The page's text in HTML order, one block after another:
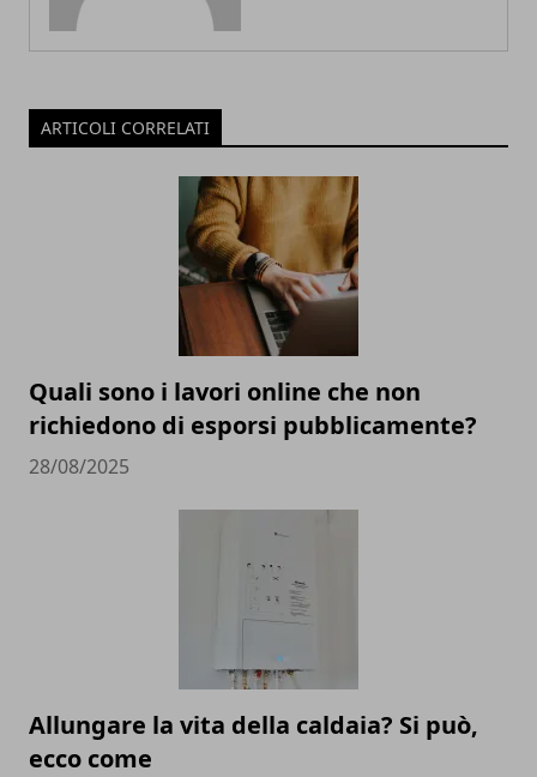
ARTICOLI CORRELATI
Quali sono i lavori online che non
richiedono di esporsi pubblicamente?
28/08/2025
Allungare la vita della caldaia? Si può,
ecco come